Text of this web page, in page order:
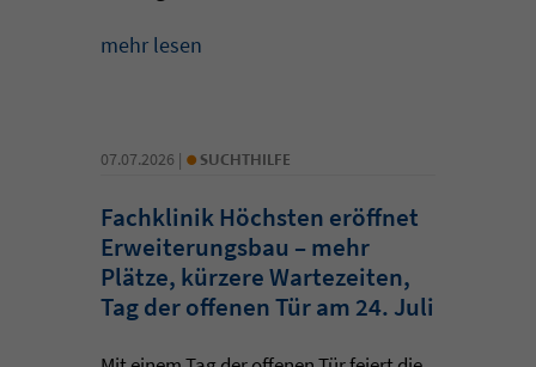
mehr lesen
07.07.2026 | • SUCHTHILFE
Fachklinik Höchsten eröffnet
Erweiterungsbau – mehr
Plätze, kürzere Wartezeiten,
Tag der offenen Tür am 24. Juli